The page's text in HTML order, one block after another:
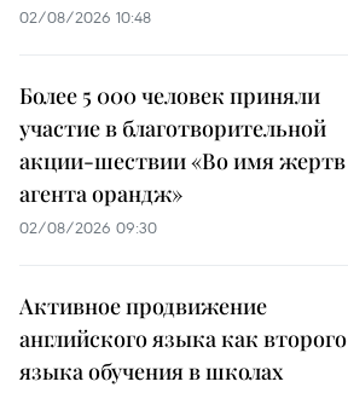
02/08/2026 10:48
Более 5 000 человек приняли
участие в благотворительной
акции-шествии «Во имя жертв
агента орандж»
02/08/2026 09:30
Активное продвижение
английского языка как второго
языка обучения в школах